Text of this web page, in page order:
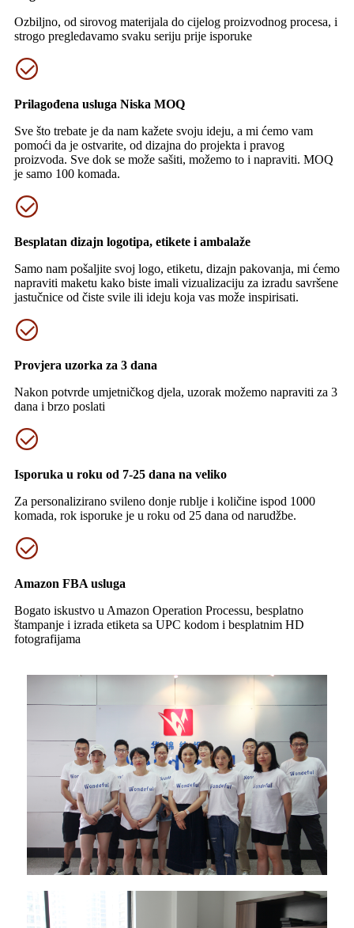
Ozbiljno, od sirovog materijala do cijelog proizvodnog procesa, i
strogo pregledavamo svaku seriju prije isporuke
Prilagođena usluga Niska MOQ
Sve što trebate je da nam kažete svoju ideju, a mi ćemo vam
pomoći da je ostvarite, od dizajna do projekta i pravog
proizvoda. Sve dok se može sašiti, možemo to i napraviti. MOQ
je samo 100 komada.
Besplatan dizajn logotipa, etikete i ambalaže
Samo nam pošaljite svoj logo, etiketu, dizajn pakovanja, mi ćemo
napraviti maketu kako biste imali vizualizaciju za izradu savršene
jastučnice od čiste svile ili ideju koja vas može inspirisati.
Provjera uzorka za 3 dana
Nakon potvrde umjetničkog djela, uzorak možemo napraviti za 3
dana i brzo poslati
Isporuka u roku od 7-25 dana na veliko
Za personalizirano svileno donje rublje i količine ispod 1000
komada, rok isporuke je u roku od 25 dana od narudžbe.
Amazon FBA usluga
Bogato iskustvo u Amazon Operation Processu, besplatno
štampanje i izrada etiketa sa UPC kodom i besplatnim HD
fotografijama